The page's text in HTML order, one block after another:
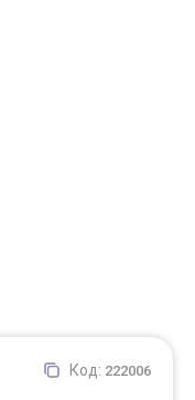
Код: 222006